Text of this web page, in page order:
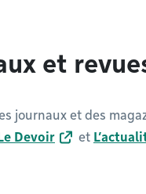
et
journaux et des
Devoir et